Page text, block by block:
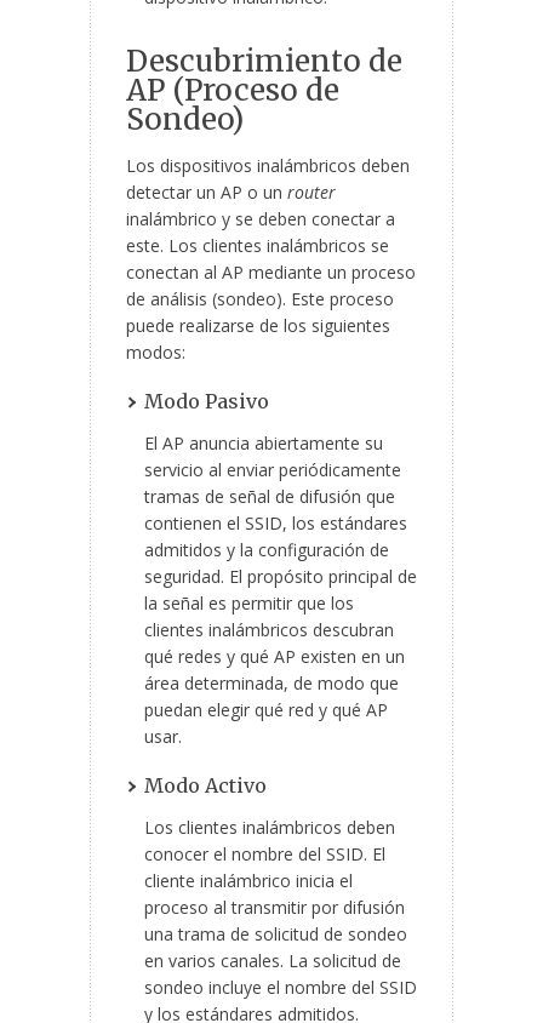
Descubrimiento de
AP (Proceso de
Sondeo)
Los dispositivos inalámbricos deben
detectar un AP o un router
inalámbrico y se deben conectar a
este. Los clientes inalámbricos se
conectan al AP mediante un proceso
de análisis (sondeo). Este proceso
puede realizarse de los siguientes
modos:
Modo Pasivo
El AP anuncia abiertamente su
servicio al enviar periódicamente
tramas de señal de difusión que
contienen el SSID, los estándares
admitidos y la configuración de
seguridad. El propósito principal de
la señal es permitir que los
clientes inalámbricos descubran
qué redes y qué AP existen en un
área determinada, de modo que
puedan elegir qué red y qué AP
usar.
Modo Activo
Los clientes inalámbricos deben
conocer el nombre del SSID. El
cliente inalámbrico inicia el
proceso al transmitir por difusión
una trama de solicitud de sondeo
en varios canales. La solicitud de
sondeo incluye el nombre del SSID
y los estándares admitidos.